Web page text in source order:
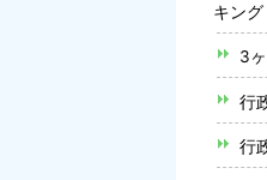
キング
3
行
行